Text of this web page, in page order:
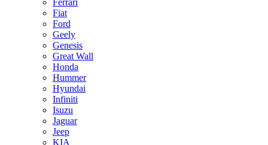
Ferrari
Fiat
Ford
Geely
Genesis
Great Wall
Honda
Hummer
Hyundai
Infiniti
Isuzu
Jaguar
Jeep
KIA